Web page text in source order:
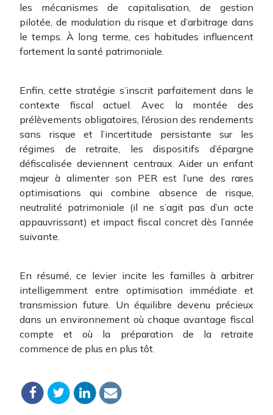
les mécanismes de capitalisation, de gestion
pilotée, de modulation du risque et d’arbitrage dans
le temps. À long terme, ces habitudes influencent
fortement la santé patrimoniale.
Enfin, cette stratégie s’inscrit parfaitement dans le
contexte fiscal actuel. Avec la montée des
prélèvements obligatoires, l’érosion des rendements
sans risque et l’incertitude persistante sur les
régimes de retraite, les dispositifs d’épargne
défiscalisée deviennent centraux. Aider un enfant
majeur à alimenter son PER est l’une des rares
optimisations qui combine absence de risque,
neutralité patrimoniale (il ne s’agit pas d’un acte
appauvrissant) et impact fiscal concret dès l’année
suivante.
En résumé, ce levier incite les familles à arbitrer
intelligemment entre optimisation immédiate et
transmission future. Un équilibre devenu précieux
dans un environnement où chaque avantage fiscal
compte et où la préparation de la retraite
commence de plus en plus tôt.